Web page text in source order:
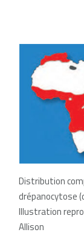
Distribution
drépanocytose
Illustration
Allison